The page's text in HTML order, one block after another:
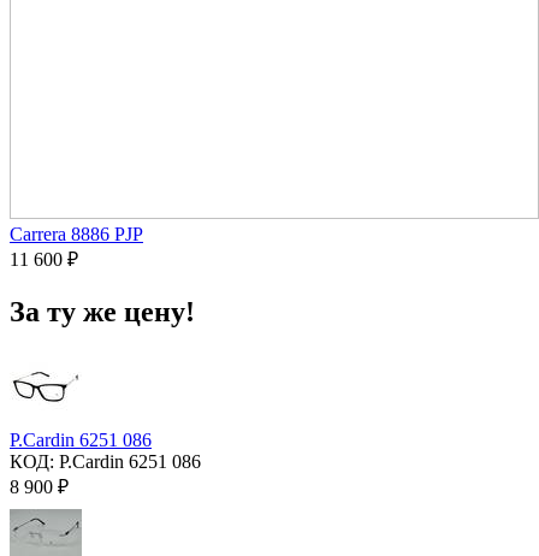
Carrera 8886 PJP
11 600 ₽
За ту же цену!
P.Cardin 6251 086
КОД: P.Cardin 6251 086
8 900 ₽